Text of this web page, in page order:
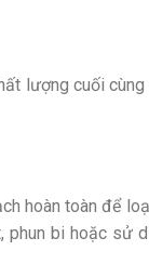
lượng cuối cùng
hoàn toàn để
phun bi hoặc sử